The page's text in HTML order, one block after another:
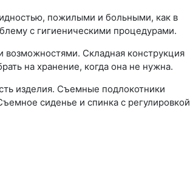
пожилыми и больными, как в
с гигиеническими процедурами.
Складная конструкция
на хранение, когда она не нужна.
изделия. Съемные подлокотники
сиденье и спинка с регулировкой